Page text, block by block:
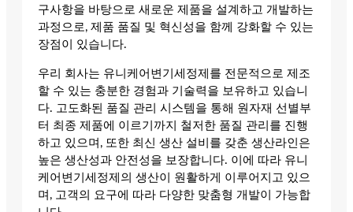
구사항을 바탕으로 새로운 제품을 설계하고 개발하는
과정으로, 제품 품질 및 혁신성을 함께 강화할 수 있는
장점이 있습니다.
우리 회사는 유니케어변기세정제를 전문적으로 제조
할 수 있는 충분한 경험과 기술력을 보유하고 있습니
다. 고도화된 품질 관리 시스템을 통해 원자재 선별부
터 최종 제품에 이르기까지 철저한 품질 관리를 진행
하고 있으며, 또한 최신 생산 설비를 갖춘 생산라인은
높은 생산성과 안전성을 보장합니다. 이에 따라 유니
케어변기세정제의 생산이 원활하게 이루어지고 있으
며, 고객의 요구에 따라 다양한 맞춤형 개발이 가능합